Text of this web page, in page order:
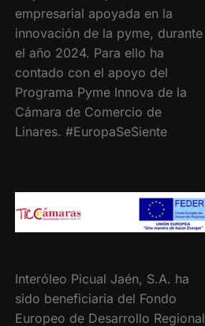
empresarial apoyada en la
innovación de la pyme, durante
el año 2024. Para ello ha
contado con el apoyo del
Programa Pyme Innova de la
Cámara de Comercio de
Linares. #EuropaSeSiente
Interóleo Picual Jaén, S.A. ha
sido beneficiaria del Fondo
Europeo de Desarrollo Regional